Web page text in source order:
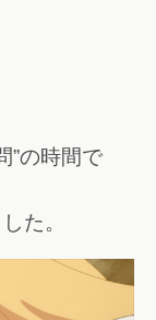
”の時間で
た。